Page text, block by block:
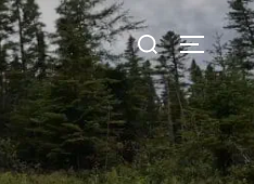
Search
for: